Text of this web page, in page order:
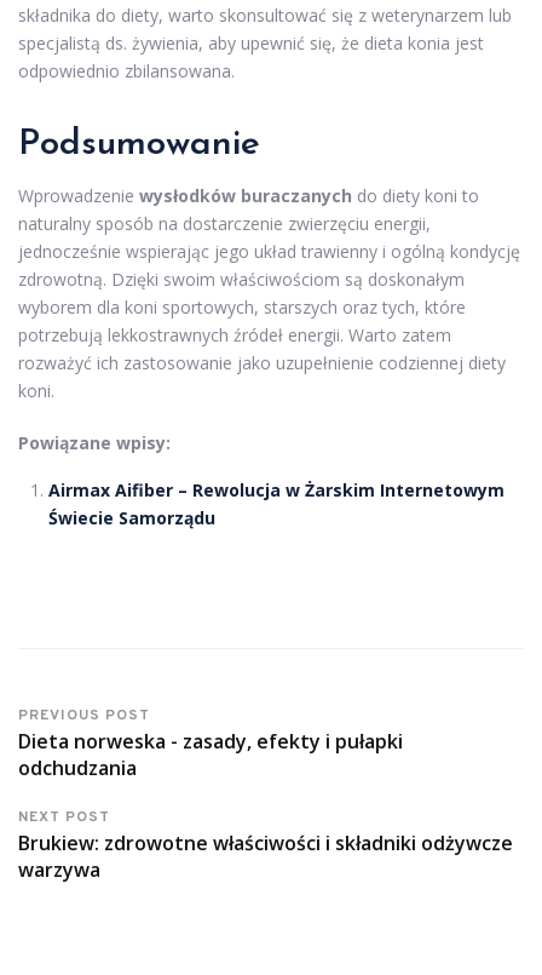
składnika do diety, warto skonsultować się z weterynarzem lub
specjalistą ds. żywienia, aby upewnić się, że dieta konia jest
odpowiednio zbilansowana.
Podsumowanie
Wprowadzenie wysłodków buraczanych do diety koni to
naturalny sposób na dostarczenie zwierzęciu energii,
jednocześnie wspierając jego układ trawienny i ogólną kondycję
zdrowotną. Dzięki swoim właściwościom są doskonałym
wyborem dla koni sportowych, starszych oraz tych, które
potrzebują lekkostrawnych źródeł energii. Warto zatem
rozważyć ich zastosowanie jako uzupełnienie codziennej diety
koni.
Powiązane wpisy:
Airmax Aifiber – Rewolucja w Żarskim Internetowym
Świecie Samorządu
PREVIOUS POST
Dieta norweska - zasady, efekty i pułapki
odchudzania
NEXT POST
Brukiew: zdrowotne właściwości i składniki odżywcze
warzywa